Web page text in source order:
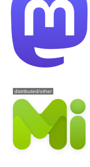
distributed/other